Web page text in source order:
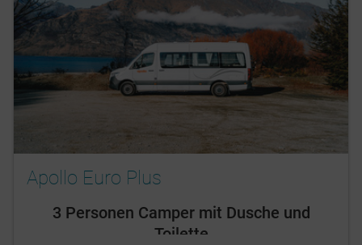
Apollo Euro Plus
3 Personen Camper mit Dusche und
Toilette